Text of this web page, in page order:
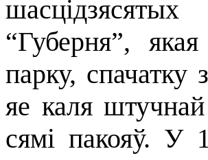
“Губерня”,
парку,
яе каля
сямі пакояў. У